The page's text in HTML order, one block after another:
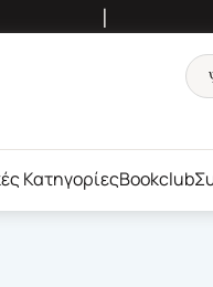
|
ΚατηγορίεςBookclub